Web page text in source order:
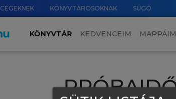
CÉGEKNEK KÖNYVTÁROSOKNAK SÚGÓ
KÖNYVTÁR KEDVENCEIM MAPPÁIM